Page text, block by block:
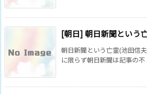
[朝日] 朝日新聞という
朝日新聞という亡霊(池田信
に限らず朝日新聞は記事の不